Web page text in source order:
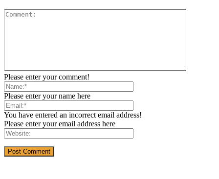
Please enter your comment!
Please enter your name here
You have entered an incorrect email address!
Please enter your email address here